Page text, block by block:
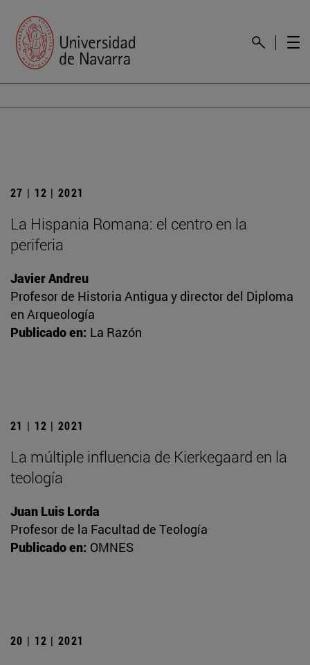
27 | 12 | 2021
La Hispania Romana: el centro en la
periferia
Javier Andreu
Profesor de Historia Antigua y director del Diploma
en Arqueología
Publicado en: La Razón
21 | 12 | 2021
La múltiple influencia de Kierkegaard en la
teología
Juan Luis Lorda
Profesor de la Facultad de Teología
Publicado en: OMNES
20 | 12 | 2021